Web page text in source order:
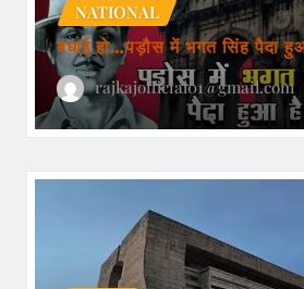
NATIONAL
बधाई हो…पड़ौस में भगत सिंह पैदा
rajkajofficial01@gmail.com